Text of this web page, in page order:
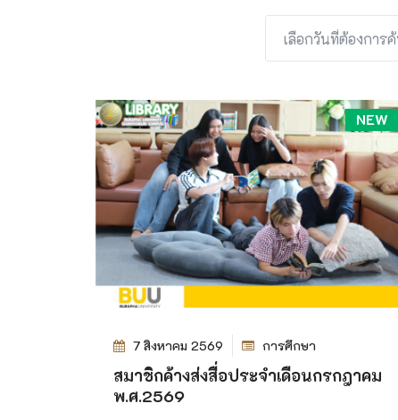
NEW
7 สิงหาคม 2569 การศึกษา
สมาชิกค้างส่งสื่อประจำเดือนกรกฎาคม
พ.ศ.2569